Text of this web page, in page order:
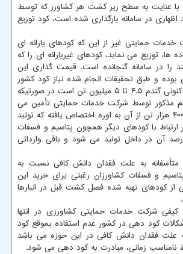
ها با عنایت به سطح زیر کشت هر کشاورز که توسط
در سامانه بارگذاری شده است، کود توزیع
حمایتی غیر از این که کودهای یارانه ای
ها، توزیع می نماید، کودهای غیریارانه ای را که
هستند را در سامانه گنجانده است. قیمت گذاری این
بوده و طبق تحقیقات انجام شده نیاز کود کشور
برای حفظ بهره وری کنونی گندم ۴.۵ تا ۵ میلیون تن است در صورتیکه
رقم مذکور توسط شرکت خدمات حمایتی تأمین می
شود که ۲ میلیون و ۴۰۰ هزار تن از آن به اوره اختصاص یافته که تولید
ارتباط با کودهای دیگر همچون پتاسیم و فسفات
که تقریبا ۵۰ درصد آن در داخل تولید می شود و باقی وارداتی
متأسفانه به علت فقدان دانش کافی نسبت به
و فسفات کشاورزان رغبتی برای خرید این
از کودهای تهیه شده فصل کشت قبل در انبارها
شرکت خدمات حمایتی کشاورزی در انتها
کود دهی در کشور عدم استفاده بموقع کود
علت فقدان دانش کافی در این حوزه می باشد
نامناسب زمانی، مبادرت به کود دهی می شود.